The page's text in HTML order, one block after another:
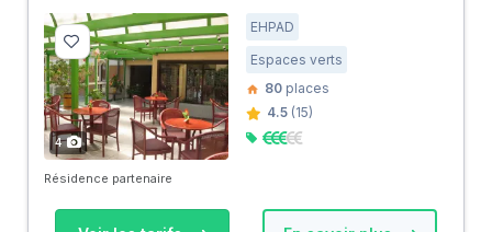
4
EHPAD
Espaces verts
80 places
4.5 (15)
Résidence partenaire